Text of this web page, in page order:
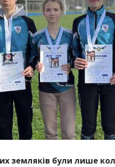
земляків були лише